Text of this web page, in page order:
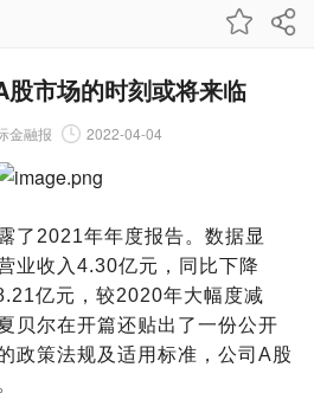
市场的时刻或将来临
金融报 2022-04-04
2021年年度报告。数据显
业收入4.30亿元，同比下降
亿元，较2020年大幅度减
贝尔在开篇还贴出了一份公开
政策法规及适用标准，公司A股